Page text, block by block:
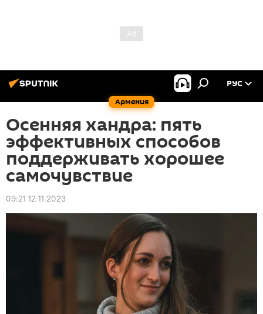
Армения
РУС
Осенняя хандра: пять
эффективных способов
поддерживать хорошее
самочувствие
09:21 12.11.2023